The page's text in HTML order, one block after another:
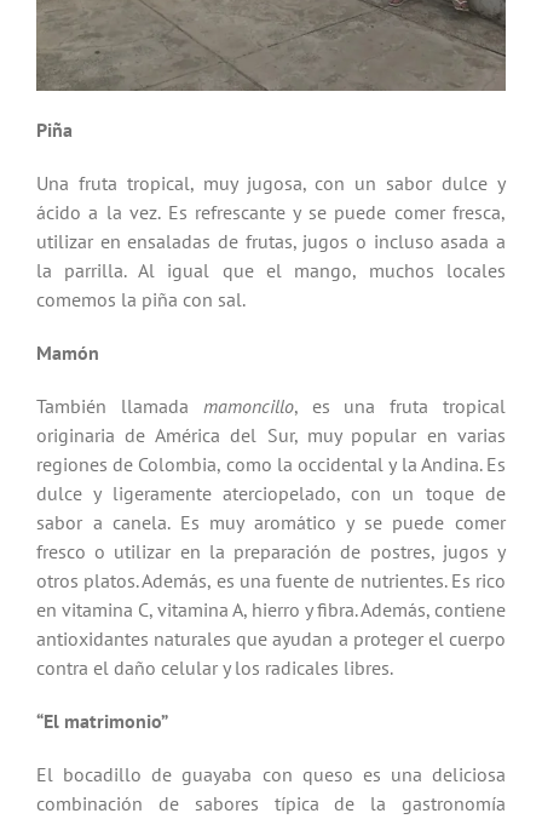
Piña
Una fruta tropical, muy jugosa, con un sabor dulce y
ácido a la vez. Es refrescante y se puede comer fresca,
utilizar en ensaladas de frutas, jugos o incluso asada a
la parrilla. Al igual que el mango, muchos locales
comemos la piña con sal.
Mamón
También llamada mamoncillo, es una fruta tropical
originaria de América del Sur, muy popular en varias
regiones de Colombia, como la occidental y la Andina. Es
dulce y ligeramente aterciopelado, con un toque de
sabor a canela. Es muy aromático y se puede comer
fresco o utilizar en la preparación de postres, jugos y
otros platos. Además, es una fuente de nutrientes. Es rico
en vitamina C, vitamina A, hierro y fibra. Además, contiene
antioxidantes naturales que ayudan a proteger el cuerpo
contra el daño celular y los radicales libres.
“El matrimonio”
El bocadillo de guayaba con queso es una deliciosa
combinación de sabores típica de la gastronomía